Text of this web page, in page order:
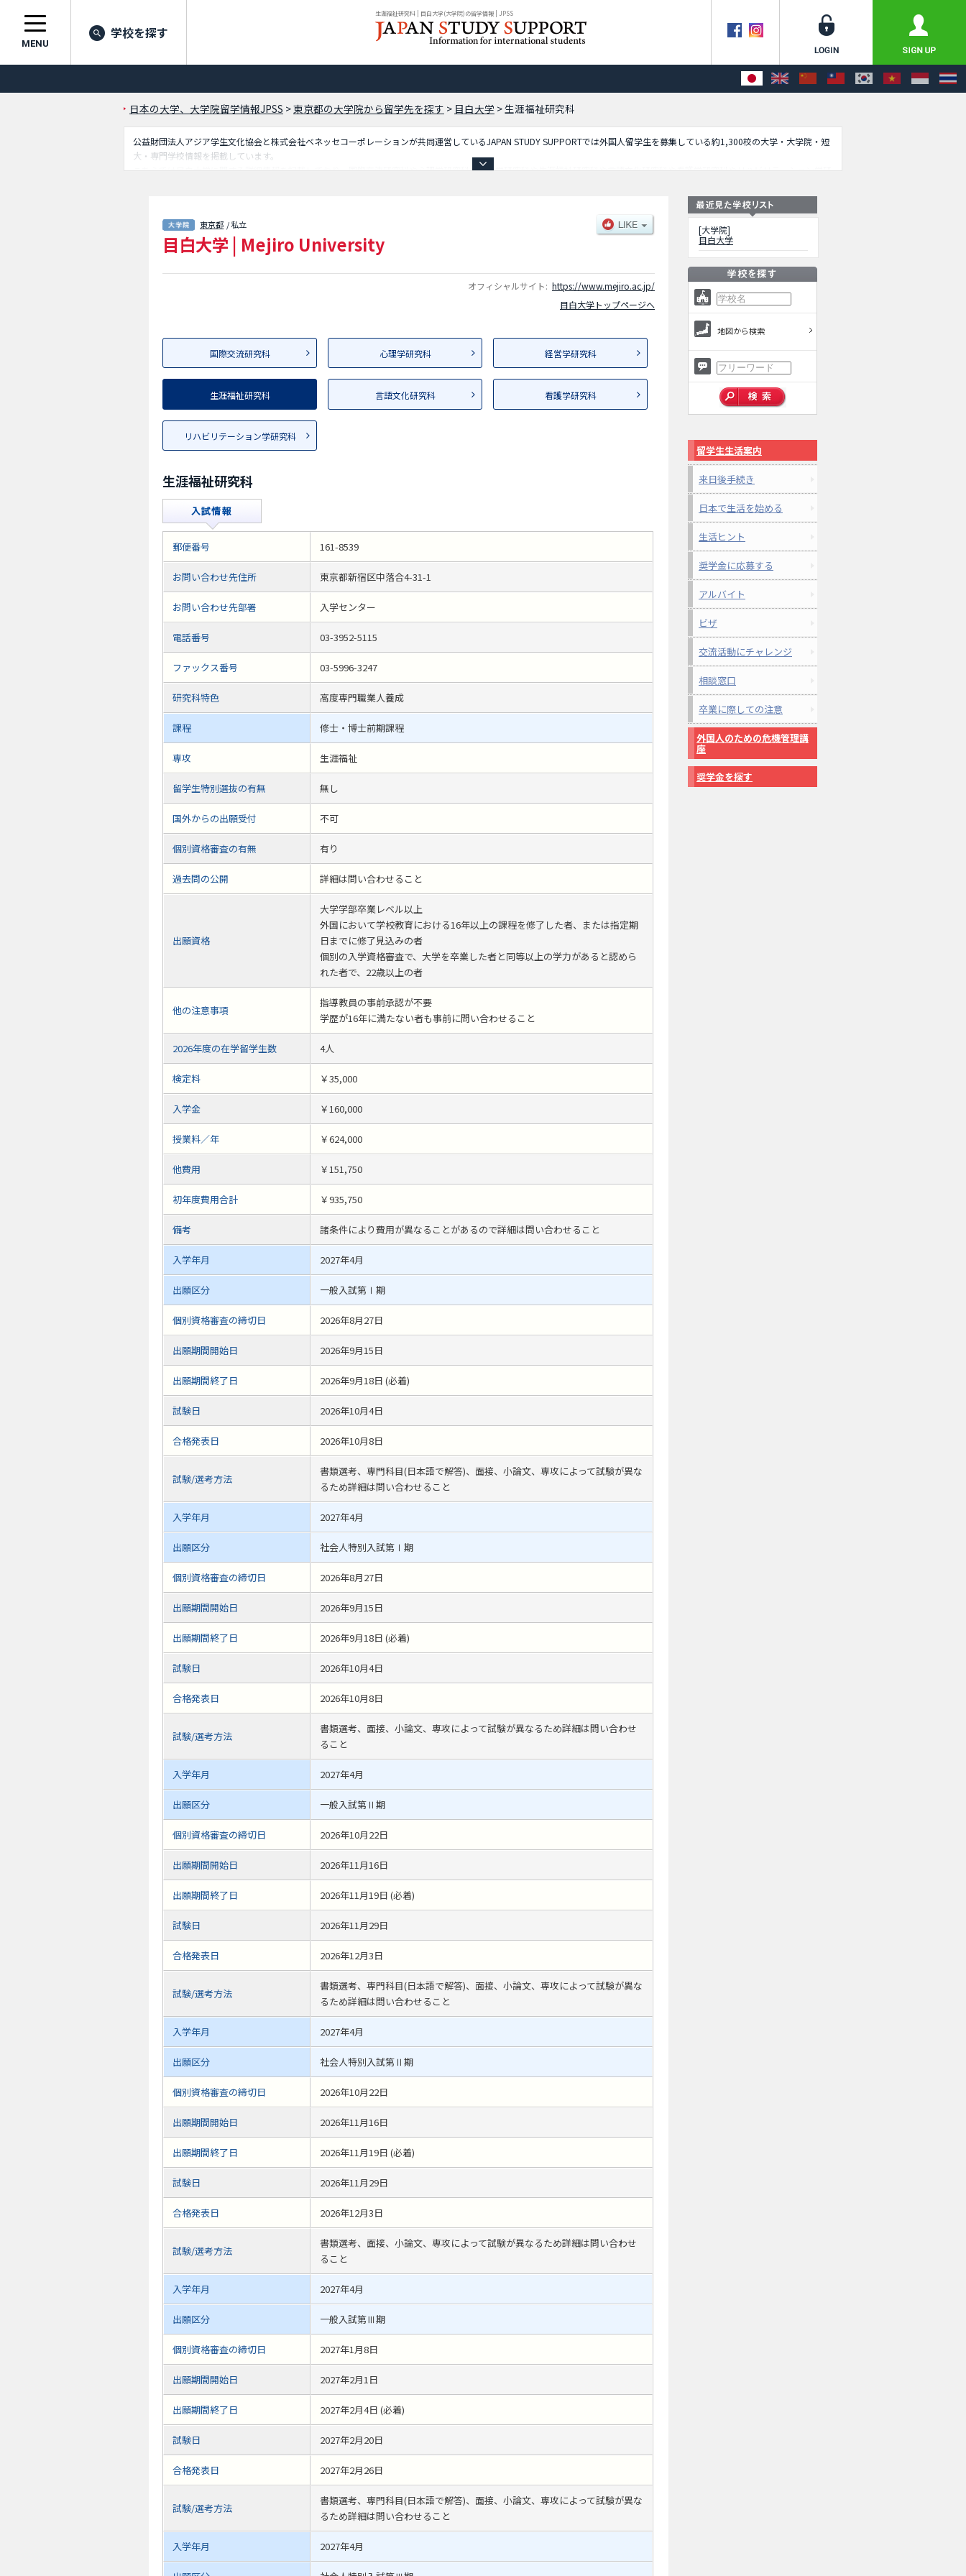
生涯福祉研究科 | 目白大学(大学院)の留学情報 | JPSS
MENU
学校を探す
日本の大学、大学院留学情報JPSS >東京都の大学院から留学先を探す > 目白大学 >生涯福祉研究科
公益財団法人アジア学生文化協会と株式会社ベネッセコーポレーションが共同運営しているJAPAN STUDY SUPPORTでは外国人留学生を募集している約1,300校の大学・大学院・短
大・専門学校情報を掲載しています。
こちらでは目白大学に関する詳細情報を記載しており、国際交流研究科や心理学研究科や経営学研究科や生涯福祉研究科や言語文化研究科や看護学研究科やリハビリテーション学研
東京都 / 私立
目白大学 | Mejiro University
オフィシャルサイト: https://www.mejiro.ac.jp/
目白大学トップページへ
国際交流研究科 心理学研究科 経営学研究科
生涯福祉研究科 言語文化研究科 看護学研究科
リハビリテーション学研究科
生涯福祉研究科
郵便番号 161-8539
お問い合わせ先住所 東京都新宿区中落合4-31-1
お問い合わせ先部署 入学センター
電話番号 03-3952-5115
ファックス番号 03-5996-3247
研究科特色 高度専門職業人養成
課程 修士・博士前期課程
専攻 生涯福祉
留学生特別選抜の有無 無し
国外からの出願受付 不可
個別資格審査の有無 有り
過去問の公開 詳細は問い合わせること
出願資格
大学学部卒業レベル以上
外国において学校教育における16年以上の課程を修了した者、または指定期
日までに修了見込みの者
個別の入学資格審査で、大学を卒業した者と同等以上の学力があると認めら
れた者で、22歳以上の者
他の注意事項
指導教員の事前承認が不要
学歴が16年に満たない者も事前に問い合わせること
2026年度の在学留学生数 4人
検定料 ￥35,000
入学金 ￥160,000
授業料／年 ￥624,000
他費用 ￥151,750
初年度費用合計 ￥935,750
備考 諸条件により費用が異なることがあるので詳細は問い合わせること
入学年月 2027年4月
出願区分 一般入試第Ⅰ期
個別資格審査の締切日 2026年8月27日
出願期間開始日 2026年9月15日
出願期間終了日 2026年9月18日 (必着)
試験日 2026年10月4日
合格発表日 2026年10月8日
試験/選考方法
書類選考、専門科目(日本語で解答)、面接、小論文、専攻によって試験が異な
るため詳細は問い合わせること
入学年月 2027年4月
出願区分 社会人特別入試第Ⅰ期
個別資格審査の締切日 2026年8月27日
出願期間開始日 2026年9月15日
出願期間終了日 2026年9月18日 (必着)
試験日 2026年10月4日
合格発表日 2026年10月8日
試験/選考方法
書類選考、面接、小論文、専攻によって試験が異なるため詳細は問い合わせ
ること
入学年月 2027年4月
出願区分 一般入試第Ⅱ期
個別資格審査の締切日 2026年10月22日
出願期間開始日 2026年11月16日
出願期間終了日 2026年11月19日 (必着)
試験日 2026年11月29日
合格発表日 2026年12月3日
試験/選考方法
書類選考、専門科目(日本語で解答)、面接、小論文、専攻によって試験が異な
るため詳細は問い合わせること
入学年月 2027年4月
出願区分 社会人特別入試第Ⅱ期
個別資格審査の締切日 2026年10月22日
出願期間開始日 2026年11月16日
出願期間終了日 2026年11月19日 (必着)
試験日 2026年11月29日
合格発表日 2026年12月3日
試験/選考方法
書類選考、面接、小論文、専攻によって試験が異なるため詳細は問い合わせ
ること
入学年月 2027年4月
出願区分 一般入試第Ⅲ期
個別資格審査の締切日 2027年1月8日
出願期間開始日 2027年2月1日
出願期間終了日 2027年2月4日 (必着)
試験日 2027年2月20日
合格発表日 2027年2月26日
試験/選考方法
書類選考、専門科目(日本語で解答)、面接、小論文、専攻によって試験が異な
るため詳細は問い合わせること
入学年月 2027年4月
[大学院]
目白大学
地図から検索
留学生生活案内
来日後手続き
日本で生活を始める
生活ヒント
奨学金に応募する
アルバイト
ビザ
交流活動にチャレンジ
相談窓口
卒業に際しての注意
外国人のための危機管理講
座
奨学金を探す